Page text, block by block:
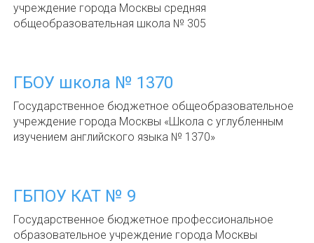
учреждение города Москвы средняя
общеобразовательная школа № 305
ГБОУ школа № 1370
Государственное бюджетное общеобразовательное
учреждение города Москвы «Школа с углубленным
изучением английского языка № 1370»
ГБПОУ КАТ № 9
Государственное бюджетное профессиональное
образовательное учреждение города Москвы